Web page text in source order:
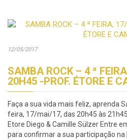
12/05/2017
SAMBA ROCK – 4 ª
20H45 -PROF. ÉTORE E
Faça a sua vida mais feliz, aprenda
feira, 17/mai/17, das 20h45 às
Etore Diego & Camille Sülzer Entre
para confirmar a sua participação na